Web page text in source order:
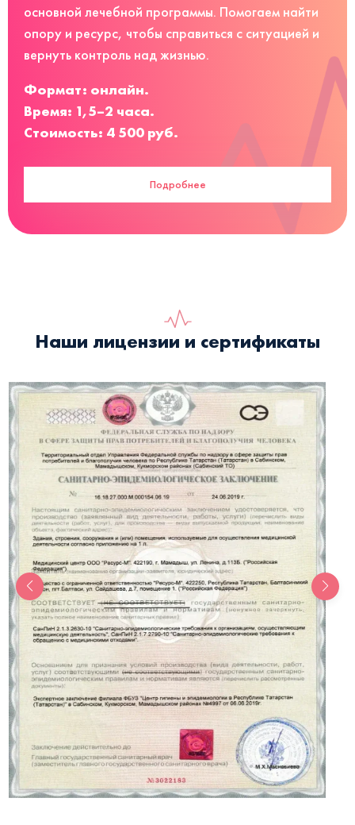
основной лечебной программы. Помогаем найти
опору и ресурс, чтобы справиться с ситуацией и
вернуть контроль над жизнью.
Формат: онлайн.
Время: 1,5–2 часа.
Стоимость: 4 500 руб.
Подробнее
Наши лицензии и сертификаты